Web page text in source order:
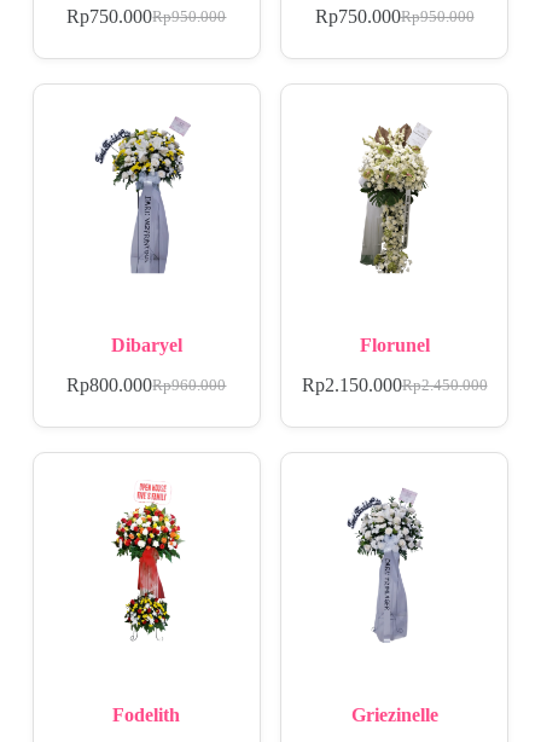
Rp950.000
Rp750.000 Rp950.000
Rp750.000
Dibaryel
Rp960.000
Rp800.000
Florunel
Rp2.450.000
Rp2.150.000
Fodelith Griezinelle